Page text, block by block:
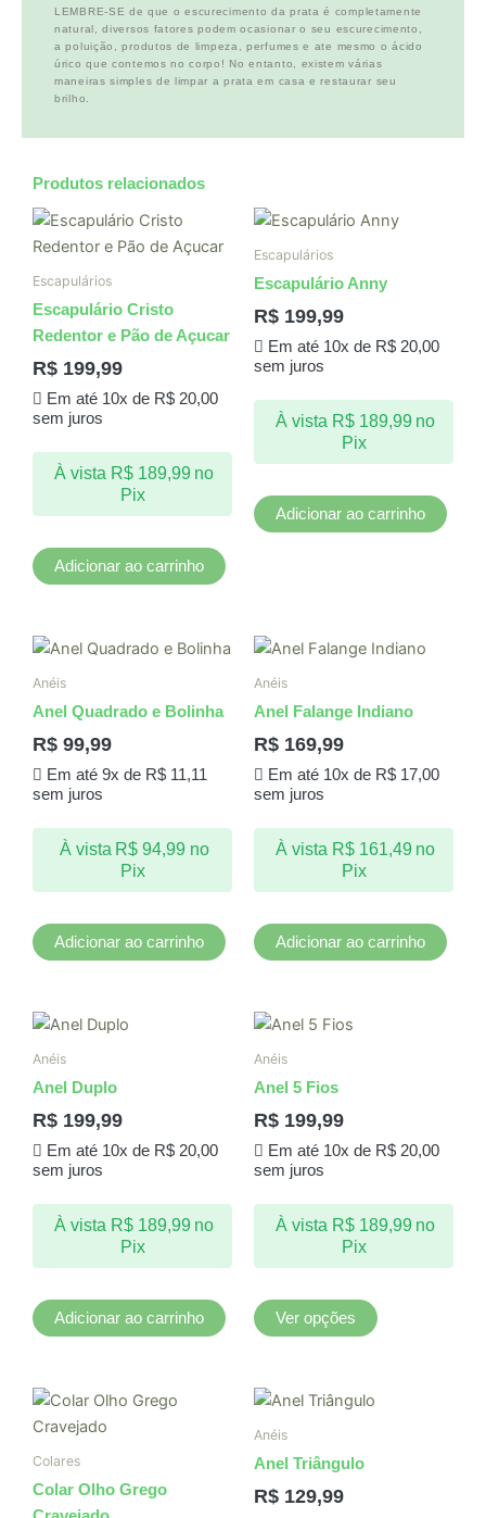
LEMBRE-SE de que o escurecimento da prata é completamente
natural, diversos fatores podem ocasionar o seu escurecimento,
a poluição, produtos de limpeza, perfumes e ate mesmo o ácido
úrico que contemos no corpo! No entanto, existem várias
maneiras simples de limpar a prata em casa e restaurar seu
brilho.
Produtos relacionados
Escapulários
Escapulário Cristo
Redentor e Pão de Açucar
R$ 199,99
Em até 10x de R$20,00
sem juros
À vista R$189,99 no
Pix
Adicionar ao carrinho
Escapulários
Escapulário Anny
R$ 199,99
Em até 10x de R$20,00
sem juros
À vista R$189,99 no
Pix
Adicionar ao carrinho
Anéis
Anel Quadrado e Bolinha
R$ 99,99
Em até 9x de R$11,11
sem juros
À vista R$ 94,99 no
Pix
Adicionar ao carrinho
Anéis
Anel Falange Indiano
R$ 169,99
Em até 10x de R$17,00
sem juros
À vista R$161,49 no
Pix
Adicionar ao carrinho
Anéis
Anel Duplo
R$ 199,99
Em até 10x de R$20,00
sem juros
À vista R$189,99 no
Pix
Adicionar ao carrinho
Anéis
Anel 5 Fios
R$ 199,99
Em até 10x de R$20,00
sem juros
À vista R$189,99 no
Pix
Ver opções
As
podem
ser
página
Colares
Colar Olho Grego
Anéis
Anel Triângulo
R$ 129,99